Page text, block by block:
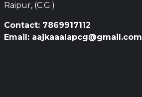
Raipur, (C.G.)
Contact: 7869917112
Email: aajkaaalapcg@gmail.com